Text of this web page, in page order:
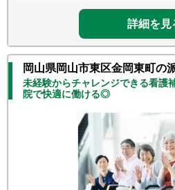
詳細を見
岡山県岡山市東区金岡東町の
未経験からチャレンジできる看
院で快適に働ける◎